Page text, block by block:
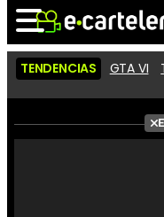
Noticias
TENDENCIAS GTA VI